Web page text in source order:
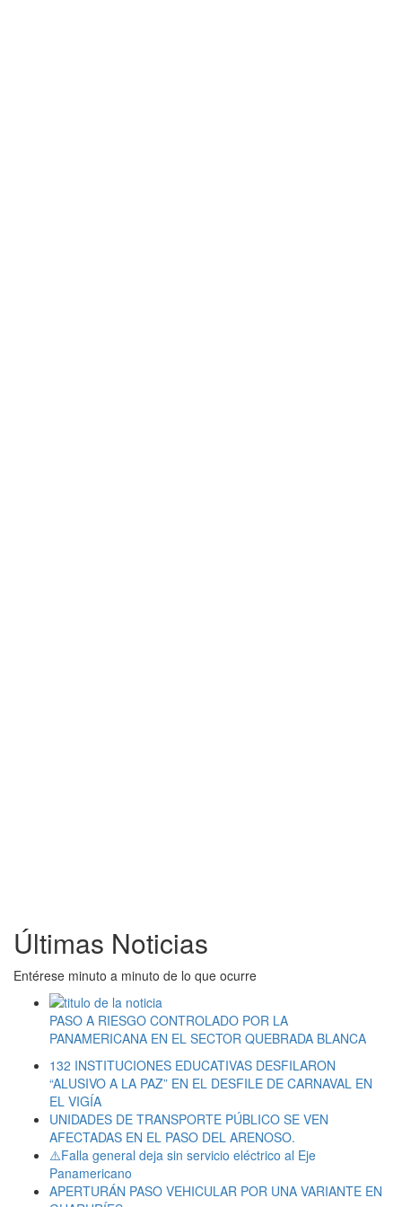
Últimas Noticias
Entérese minuto a minuto de lo que ocurre
PASO A RIESGO CONTROLADO POR LA
PANAMERICANA EN EL SECTOR QUEBRADA BLANCA
132 INSTITUCIONES EDUCATIVAS DESFILARON
“ALUSIVO A LA PAZ” EN EL DESFILE DE CARNAVAL EN
EL VIGÍA
UNIDADES DE TRANSPORTE PÚBLICO SE VEN
AFECTADAS EN EL PASO DEL ARENOSO.
⚠️Falla general deja sin servicio eléctrico al Eje
Panamericano
APERTURÁN PASO VEHICULAR POR UNA VARIANTE EN